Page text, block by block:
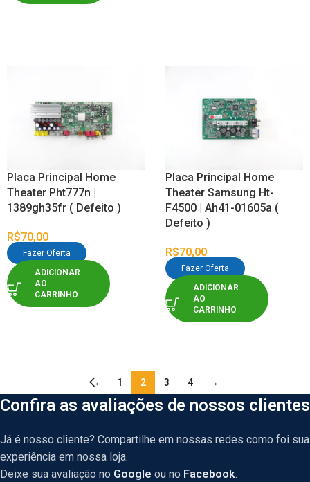
Placa Principal Home
Theater Pht777n |
1389gh35fr ( Defeito )
R$70,00
Fazer Oferta
ADICIONAR
AO
CARRINHO
Placa Principal Home
Theater Samsung Ht-
F4500 | Ah41-01605a (
Defeito )
R$70,00
Fazer Oferta
ADICIONAR
AO
CARRINHO
← 1 2 3 4 →
Confira as avaliações de nossos clientes
Já é nosso cliente? Compartilhe em nossas redes como foi sua
experiência em nossa loja.
Deixe sua avaliação no Google ou no Facebook.